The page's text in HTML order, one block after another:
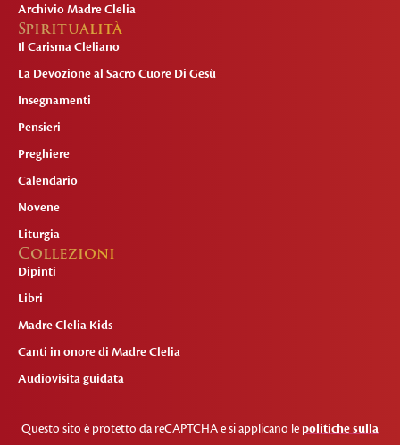
Archivio Madre Clelia
Spiritualità
Il Carisma Cleliano
La Devozione al Sacro Cuore Di Gesù
Insegnamenti
Pensieri
Preghiere
Calendario
Novene
Liturgia
Collezioni
Dipinti
Libri
Madre Clelia Kids
Canti in onore di Madre Clelia
Audiovisita guidata
Questo sito è protetto da reCAPTCHA e si applicano le politiche sulla